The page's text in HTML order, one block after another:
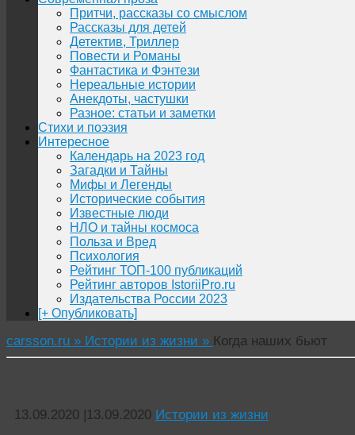
Притчи, рассказы со смыслом
Рассказы для детей
Детектив, Триллер
Повести и Романы
Фантастика и Фэнтези
Нереальные истории
Анекдоты, частушки
Разное: статьи и заметки
Стихи и поэзия
Интересное
Календарь на 2023 год
Загадки и Тайны
Мифы и Легенды
Исторические события
Известные люди
НЛО и тайны космоса
Польза и Вред
Психология
Рейтинг ТОП-100 публикаций
Рейтинг авторов IstoriiPro.ru
Издательства России 2023
[+ Опубликовать]
carsson.ru » Истории из жизни » Когда наших бьют
13.09.2020 |13.09.2020 Истории из жизни